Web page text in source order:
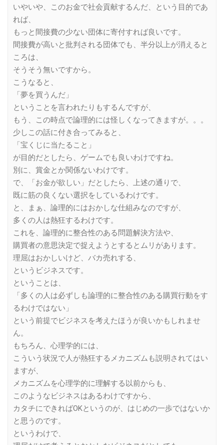
いやいや、このお金で社会貢献するんだ、という目的であ
れば、
もっと間接費の少ない団体に寄付すれば良いです。
間接費が高いと批判される団体でも、半分以上が消えると
ころは、
そうそう無いですから。
こうなると、
「夢を買うんだ」
ということを言われたりもするんですが、
もう、この時点で論理的には怪しくなってきますが。。。
少しこの話に付き合ってみると、
「宝くじに当たること」
が目的だとしたら、ゲームでも良いわけですね。
別に、賞金とか関係ないわけです。
で、「お金が欲しい」だとしたら、上述の通りで、
既に筋の良くない選択をしているわけです。
と、まぁ、論理的にはおかしな仕組みなのですが、
多くの人は熱狂するわけです。
これを、論理的に整合性のある問題解決方法や、
購買者の意思決定で捉えようとするとムリがあります。
理屈はおかしいけど、バカ売れする、
というビジネスです。
ということは、
「多くの人は必ずしも論理的に整合性のある購買行動をす
るわけではない」
という前提でビジネスを考えたほうが良いかもしれませ
ん。
もちろん、心理学的には、
こういう状況で人が熱狂するメカニズムも説明されてはい
ますが、
メカニズムを心理学的に理解する以前からも、
このようなビジネスはあるわけですから、
カタチにできればOKというのが、はじめの一歩ではないか
と思うのです。
というわけで、